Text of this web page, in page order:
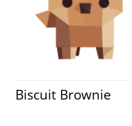
Biscuit Brownie